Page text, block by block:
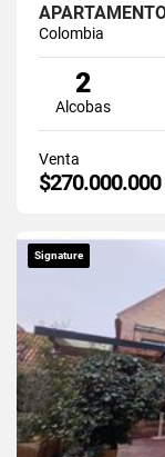
Colombia
2
Alcobas
Venta
$270.000.000
Signature